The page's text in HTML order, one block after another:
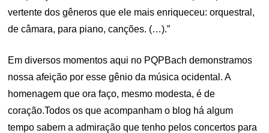
vertente dos gêneros que ele mais enriqueceu: orquestral,
de câmara, para piano, canções. (…).”
Em diversos momentos aqui no PQPBach demonstramos
nossa afeição por esse gênio da música ocidental. A
homenagem que ora faço, mesmo modesta, é de
coração.Todos os que acompanham o blog há algum
tempo sabem a admiração que tenho pelos concertos para